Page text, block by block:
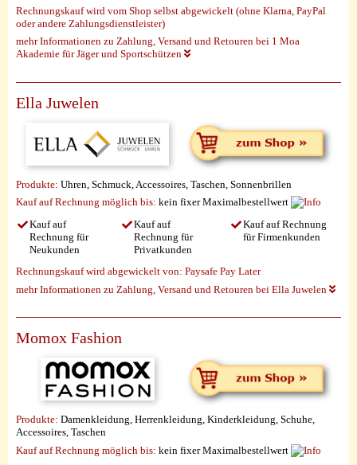
Rechnungskauf wird vom Shop selbst abgewickelt (ohne Klarna, PayPal
oder andere Zahlungsdienstleister)
mehr Informationen zu Zahlung, Versand und Retouren bei 1 Moa
Akademie für Jäger und Sportschützen
Ella Juwelen
Produkte: Uhren, Schmuck, Accessoires, Taschen, Sonnenbrillen
Kauf auf Rechnung möglich bis: kein fixer Maximalbestellwert
Kauf auf
Rechnung für
Neukunden
Kauf auf
Rechnung für
Privatkunden
Kauf auf Rechnung
für Firmenkunden
Rechnungskauf wird abgewickelt von: Paysafe Pay Later
mehr Informationen zu Zahlung, Versand und Retouren bei Ella Juwelen
Momox Fashion
Produkte: Damenkleidung, Herrenkleidung, Kinderkleidung, Schuhe,
Accessoires, Taschen
Kauf auf Rechnung möglich bis: kein fixer Maximalbestellwert